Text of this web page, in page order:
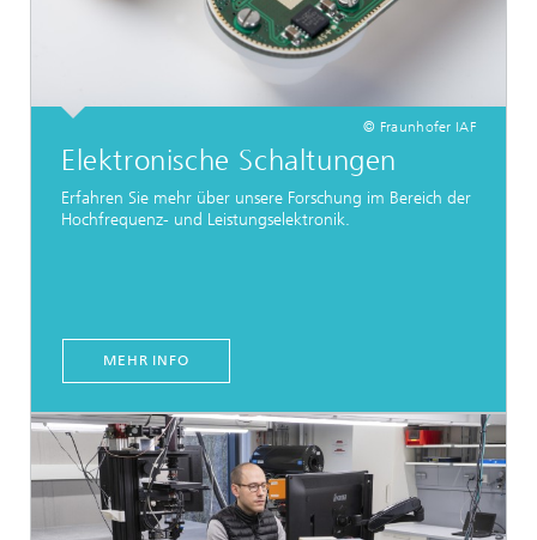
© Fraunhofer IAF
Elektronische Schaltungen
Erfahren Sie mehr über unsere Forschung im Bereich der
Hochfrequenz- und Leistungselektronik.
MEHR INFO